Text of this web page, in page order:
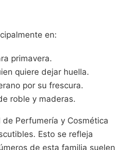
en:
primavera.
quiere dejar huella.
por su frescura.
roble y maderas.
Perfumería y Cosmética
Esto se refleja
de esta familia suelen